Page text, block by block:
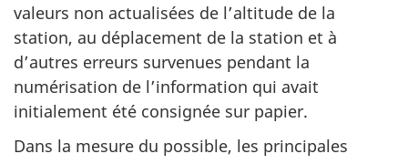
valeurs non actualisées de l’altitude de la
station, au déplacement de la station et à
d’autres erreurs survenues pendant la
numérisation de l’information qui avait
initialement été consignée sur papier.
Dans la mesure du possible, les principales